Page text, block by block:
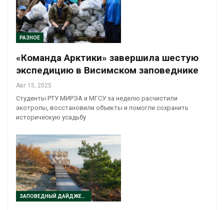
РАЗНОЕ
«Команда Арктики» завершила шестую
экспедицию в Висимском заповеднике
Авг 15, 2025
Студенты РТУ МИРЭА и МГСУ за неделю расчистили
экотропы, восстановили объекты и помогли сохранить
историческую усадьбу
ЗАПОВЕДНЫЙ ДАЙДЖЕСТ